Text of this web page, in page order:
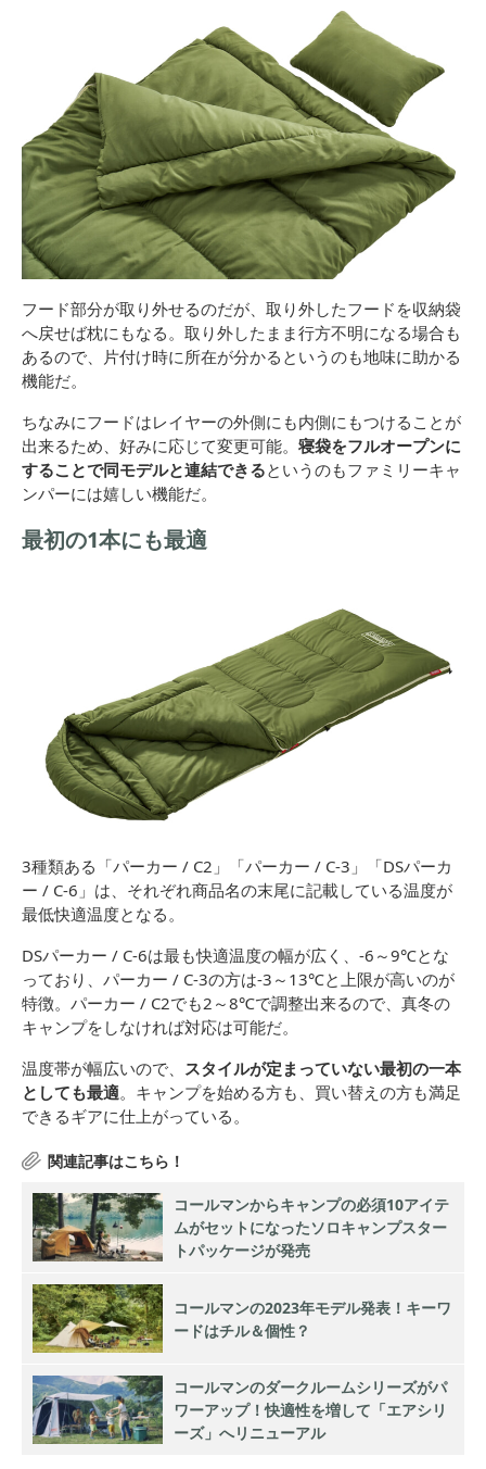
フード部分が取り外せるのだが、取り外したフードを収納袋
へ戻せば枕にもなる。取り外したまま行方不明になる場合も
あるので、片付け時に所在が分かるというのも地味に助かる
機能だ。
ちなみにフードはレイヤーの外側にも内側にもつけることが
出来るため、好みに応じて変更可能。 寝袋をフルオープンに
することで同モデルと連結できるというのもファミリーキャ
ンパーには嬉しい機能だ。
最初の1本にも最適
3種類ある「パーカー / C2」「パーカー / C-3」「DSパーカ
ー / C-6」は、それぞれ商品名の末尾に記載している温度が
最低快適温度となる。
DSパーカー / C-6は最も快適温度の幅が広く、-6～9℃とな
っており、パーカー / C-3の方は-3～13℃と上限が高いのが
特徴。パーカー / C2でも2～8℃で調整出来るので、真冬の
キャンプをしなければ対応は可能だ。
温度帯が幅広いので、 スタイルが定まっていない最初の一本
としても最適。キャンプを始める方も、買い替えの方も満足
できるギアに仕上がっている。
コールマンからキャンプの必須10アイテ
ムがセットになったソロキャンプスター
トパッケージが発売
コールマンの2023年モデル発表！キーワ
ードはチル＆個性？
コールマンのダークルームシリーズがパ
ワーアップ！快適性を増して「エアシリ
ーズ」へリニューアル